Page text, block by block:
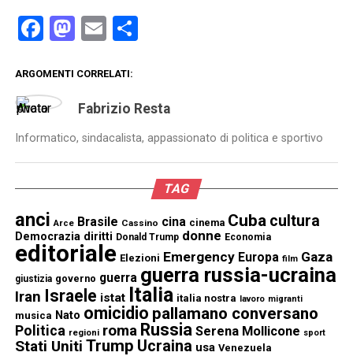
Facebook
Mastodon
EmailCondividi
ARGOMENTI CORRELATI:
Fabrizio Resta
Informatico, sindacalista, appassionato di politica e sportivo
TAG
anci Arce Brasile Cassino cina cinema Cuba cultura
Democrazia diritti Donald Trump donne Economia
editoriale Elezioni Emergency Europa film Gaza
giustizia governo guerra guerra russia-ucraina
Iran Israele istat Italia italia nostra lavoro migranti
musica Nato omicidio pallamano conversano
Politica regioni roma Russia Serena Mollicone sport
Stati Uniti Trump Ucraina usa Venezuela